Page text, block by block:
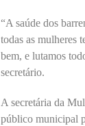
“A saúde dos
todas as mulheres
bem, e lutamos
secretário.
A secretária da
público municipal